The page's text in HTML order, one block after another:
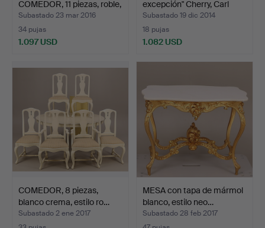
COMEDOR, 11 piezas, roble,
bond…
Subastado 23 mar 2016
34 pujas
1.097 USD
seleccionado
excepción" Cherry, Carl
Ma…
Subastado 19 dic 2014
18 pujas
1.082 USD
COMEDOR, 8 piezas,
blanco crema, estilo ro…
Subastado 2 ene 2017
MESA con tapa de mármol
blanco, estilo neo…
Subastado 28 feb 2017